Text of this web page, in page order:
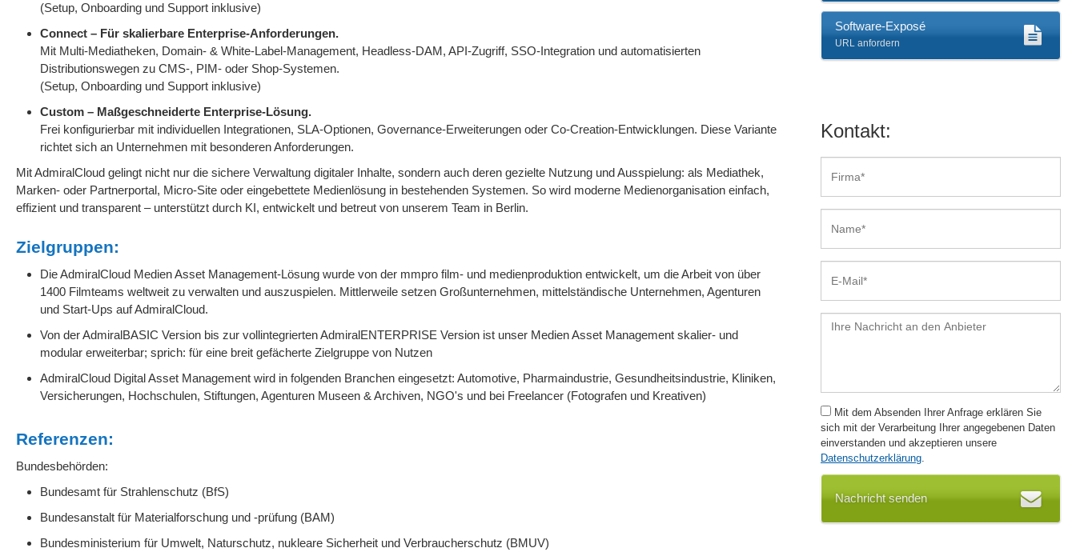
(Setup, Onboarding und Support inklusive)
Connect – Für skalierbare Enterprise-Anforderungen.
Mit Multi-Mediatheken, Domain- & White-Label-Management, Headless-DAM, API-Zugriff, SSO-Integration und automatisierten
Distributionswegen zu CMS-, PIM- oder Shop-Systemen.
(Setup, Onboarding und Support inklusive)
Custom – Maßgeschneiderte Enterprise-Lösung.
Frei konfigurierbar mit individuellen Integrationen, SLA-Optionen, Governance-Erweiterungen oder Co-Creation-Entwicklungen. Diese Variante
richtet sich an Unternehmen mit besonderen Anforderungen.
Mit AdmiralCloud gelingt nicht nur die sichere Verwaltung digitaler Inhalte, sondern auch deren gezielte Nutzung und Ausspielung: als Mediathek,
Marken- oder Partnerportal, Micro-Site oder eingebettete Medienlösung in bestehenden Systemen. So wird moderne Medienorganisation einfach,
effizient und transparent – unterstützt durch KI, entwickelt und betreut von unserem Team in Berlin.
Zielgruppen:
Die AdmiralCloud Medien Asset Management-Lösung wurde von der mmpro film- und medienproduktion entwickelt, um die Arbeit von über
1400 Filmteams weltweit zu verwalten und auszuspielen. Mittlerweile setzen Großunternehmen, mittelständische Unternehmen, Agenturen
und Start-Ups auf AdmiralCloud.
Von der AdmiralBASIC Version bis zur vollintegrierten AdmiralENTERPRISE Version ist unser Medien Asset Management skalier- und
modular erweiterbar; sprich: für eine breit gefächerte Zielgruppe von Nutzen
AdmiralCloud Digital Asset Management wird in folgenden Branchen eingesetzt: Automotive, Pharmaindustrie, Gesundheitsindustrie, Kliniken,
Versicherungen, Hochschulen, Stiftungen, Agenturen Museen & Archiven, NGO's und bei Freelancer (Fotografen und Kreativen)
Referenzen:
Bundesbehörden:
Bundesamt für Strahlenschutz (BfS)
Bundesanstalt für Materialforschung und -prüfung (BAM)
Bundesministerium für Umwelt, Naturschutz, nukleare Sicherheit und Verbraucherschutz (BMUV)
Software-Exposé
URL anfordern
Kontakt:
Mit dem Absenden Ihrer Anfrage erklären Sie
sich mit der Verarbeitung Ihrer angegebenen Daten
einverstanden und akzeptieren unsere
Datenschutzerklärung.
Nachricht senden